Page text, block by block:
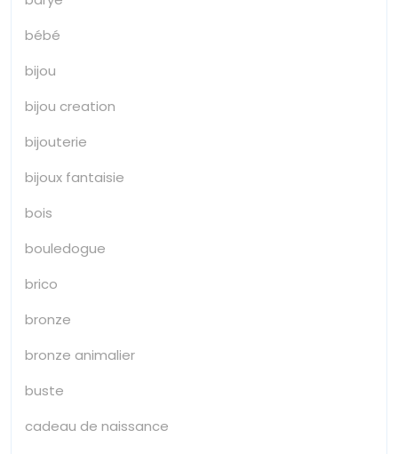
bébé
bijou
bijou creation
bijouterie
bijoux fantaisie
bois
bouledogue
brico
bronze
bronze animalier
buste
cadeau de naissance